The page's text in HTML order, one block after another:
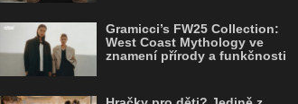
Gramicci’s FW25 Collection:
West Coast Mythology ve
znamení přírody a funkčnosti